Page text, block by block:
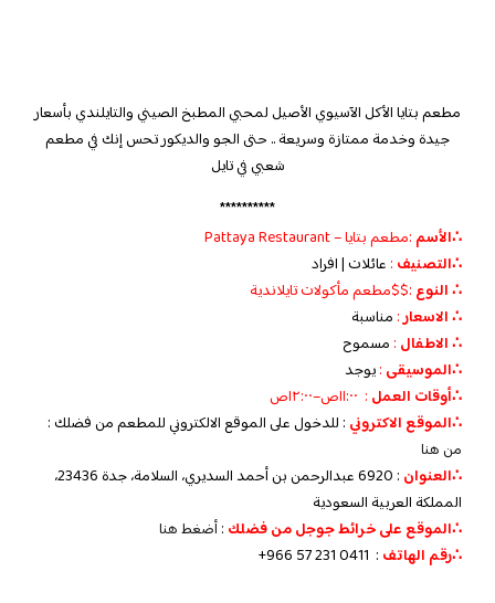
مطعم بتايا الأكل الآسيوي الأصيل لمحبي المطبخ الصيني والتايلندي بأسعار
جيدة وخدمة ممتازة وسريعة .. حتى الجو والديكور تحس إنك في مطعم
شعبي في تايل
**********
∴الأسم :مطعم بتايا – Pattaya Restaurant
∴التصنيف : عائلات | افراد
∴ النوع :$$مطعم مأكولات تايلاندية
∴ الاسعار: مناسبة
∴ الاطفال : مسموح
∴الموسيقى :يوجد
‏∴أوقات العمل : ١١:٠٠ص–١٢:٠٠ص
∴الموقع الاكتروني : للدخول على الموقع الالكتروني للمطعم من فضلك :
من هنا
∴العنوان
: 6920 عبدالرحمن بن أحمد السديري، السلامة، جدة 23436،
المملكة العربية السعودية
∴الموقع على خرائط جوجل من فضلك :أضغط هنا
∴رقم الهاتف :
+966 57 231 0411